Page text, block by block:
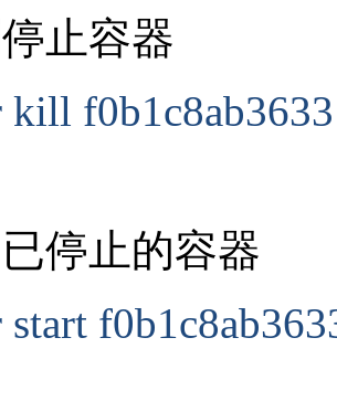
止容器
kill f0b1c8ab3633
停止的容器
start